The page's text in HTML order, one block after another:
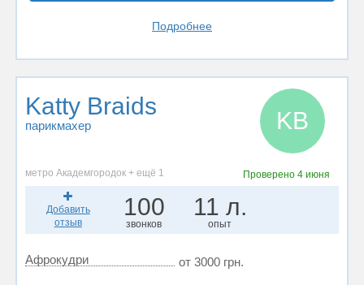
Подробнее
Katty Braids
парикмахер KB
метро Академгородок + ещё 1 Проверено4 июня
Добавить
отзыв
100
звонков
11 л.
опыт
Афрокудри от 3000 грн.